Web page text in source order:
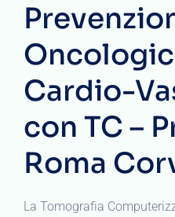
Cardio-
con TC –
Roma
La Tomografia